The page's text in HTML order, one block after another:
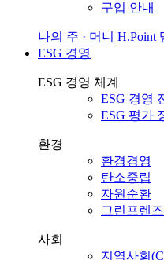
구입 안내
나의 주 · 머니 H.Point
ESG 경영
ESG 경영 체계
ESG 경영
ESG 평가
환경
환경경영
탄소중립
자원순환
그린프렌즈
사회
지역사회